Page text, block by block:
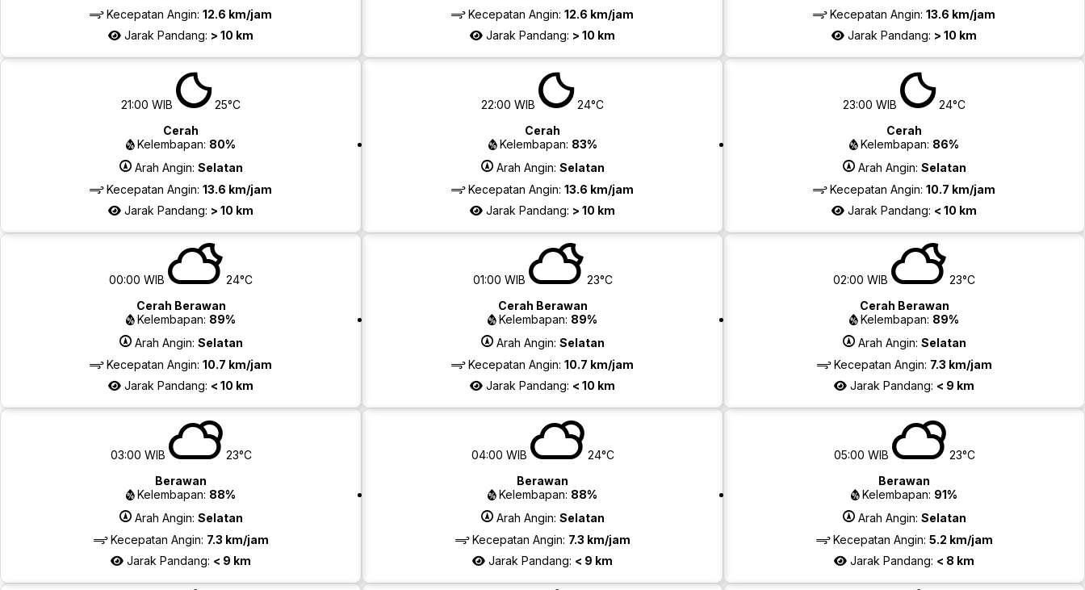
Kecepatan Angin: 12.6 km/jam
Jarak Pandang: > 10 km
Kecepatan Angin: 12.6 km/jam
Jarak Pandang: > 10 km
Kecepatan Angin: 13.6 km/jam
Jarak Pandang: > 10 km
21:00 WIB
25°C
Cerah
Kelembapan: 80%
Arah Angin: Selatan
Kecepatan Angin: 13.6 km/jam
Jarak Pandang: > 10 km
22:00 WIB
24°C
Cerah
Kelembapan: 83%
Arah Angin: Selatan
Kecepatan Angin: 13.6 km/jam
Jarak Pandang: > 10 km
23:00 WIB
24°C
Cerah
Kelembapan: 86%
Arah Angin: Selatan
Kecepatan Angin: 10.7 km/jam
Jarak Pandang: < 10 km
00:00 WIB
24°C
Cerah Berawan
Kelembapan: 89%
Arah Angin: Selatan
Kecepatan Angin: 10.7 km/jam
Jarak Pandang: < 10 km
01:00 WIB
23°C
Cerah Berawan
Kelembapan: 89%
Arah Angin: Selatan
Kecepatan Angin: 10.7 km/jam
Jarak Pandang: < 10 km
02:00 WIB
23°C
Cerah Berawan
Kelembapan: 89%
Arah Angin: Selatan
Kecepatan Angin: 7.3 km/jam
Jarak Pandang: < 9 km
03:00 WIB
23°C
Berawan
Kelembapan: 88%
Arah Angin: Selatan
Kecepatan Angin: 7.3 km/jam
Jarak Pandang: < 9 km
04:00 WIB
24°C
Berawan
Kelembapan: 88%
Arah Angin: Selatan
Kecepatan Angin: 7.3 km/jam
Jarak Pandang: < 9 km
05:00 WIB
23°C
Berawan
Kelembapan: 91%
Arah Angin: Selatan
Kecepatan Angin: 5.2 km/jam
Jarak Pandang: < 8 km